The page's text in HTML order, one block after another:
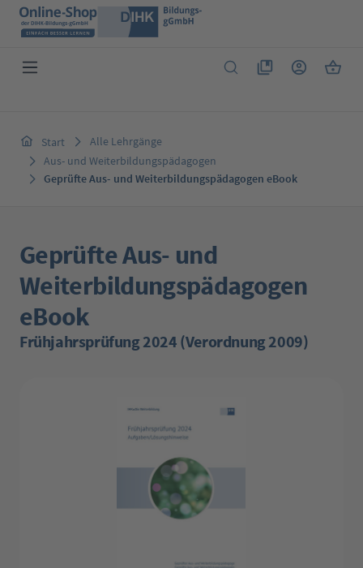
Zum Hauptinhalt springen
Du hast 0 Produkte
Start
Alle Lehrgänge
Aus- und Weiterbildungspädagogen
Geprüfte Aus- und Weiterbildungspädagogen eBook
Geprüfte Aus- und
Weiterbildungspädagogen
eBook
Frühjahrsprüfung 2024 (Verordnung 2009)